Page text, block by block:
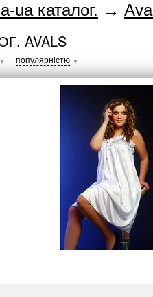
ua каталог. →
AVALS
▼ популярністю ▼